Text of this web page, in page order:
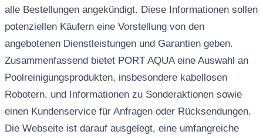
alle Bestellungen angekündigt. Diese Informationen sollen
potenziellen Käufern eine Vorstellung von den
angebotenen Dienstleistungen und Garantien geben.
Zusammenfassend bietet PORT AQUA eine Auswahl an
Poolreinigungsprodukten, insbesondere kabellosen
Robotern, und Informationen zu Sonderaktionen sowie
einen Kundenservice für Anfragen oder Rücksendungen.
Die Webseite ist darauf ausgelegt, eine umfangreiche